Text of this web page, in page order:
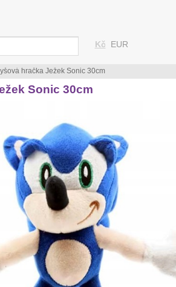
Sonic 30cm
hračka Ježek Sonic 30cm
Kč EUR